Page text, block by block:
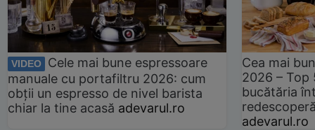
VIDEO
Cele mai bune espressoare
manuale cu portafiltru 2026: cum
obții un espresso de nivel barista
chiar la tine acasă adevarul.ro
Cea mai
2026 –
bucătăria
adevarul.ro